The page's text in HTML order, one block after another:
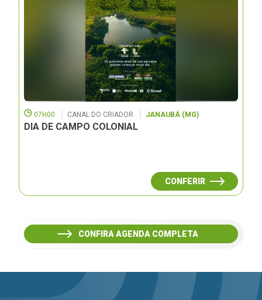
07H00 CANAL DO CRIADOR JANAUBÁ (MG)
DIA DE CAMPO COLONIAL
CONFERIR
CONFIRA AGENDA COMPLETA